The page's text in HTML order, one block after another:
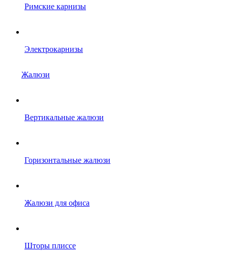
Римские карнизы
Электрокарнизы
Жалюзи
Вертикальные жалюзи
Горизонтальные жалюзи
Жалюзи для офиса
Шторы плиссе